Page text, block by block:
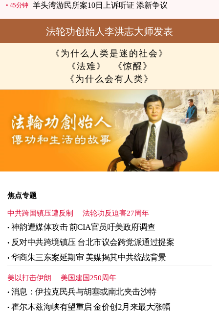
45分钟 羊头湾游民所案10日上诉听证 添新争议
法轮功创始人李洪志大师发表
《为什么人类是迷的社会》
《法难》
《惊醒》
《为什么会有人类》
焦点专题
中共跨国镇压遭反制 法轮功反迫害27周年
神韵遭媒体攻击 前CIA官员吁美政府调查
反对中共跨境镇压 台北市议会跨党派通过提案
华商朱三东案延期审 美媒揭其中共统战背景
美以打击伊朗 美国建国250周年
消息：伊拉克民兵与胡塞或南北夹击沙特
霍尔木兹海峡有望重启 金价创2月来最大涨幅